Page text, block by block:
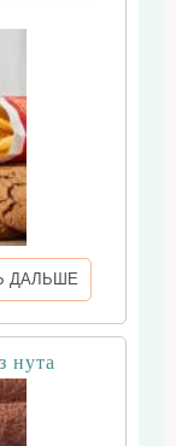
ДАЛЬШЕ
нута